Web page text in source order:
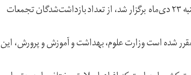
سلمان سامانی، سخنگوی وزارت کشور، در نشست خبری که روز شنبه ۲۳ دی‌ماه برگزار شد، از تعداد بازداشت‌شدگان تجمعات
شده‌ است وزارت علوم، بهداشت و آموزش و پرورش، این